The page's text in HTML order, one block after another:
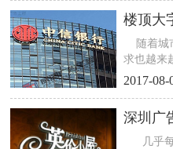
楼顶大
随着城
求也越来
的过...
2017-08-
深圳广
几乎每